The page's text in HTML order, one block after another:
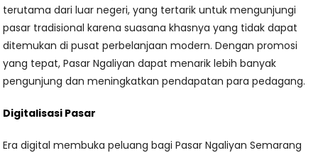
terutama dari luar negeri, yang tertarik untuk mengunjungi
pasar tradisional karena suasana khasnya yang tidak dapat
ditemukan di pusat perbelanjaan modern. Dengan promosi
yang tepat, Pasar Ngaliyan dapat menarik lebih banyak
pengunjung dan meningkatkan pendapatan para pedagang.
Digitalisasi Pasar
Era digital membuka peluang bagi Pasar Ngaliyan Semarang